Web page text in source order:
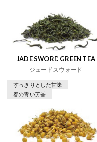
JADE SWORD GREEN TEA
ジェードスウォード
すっきりとした甘味
春の青い芳香